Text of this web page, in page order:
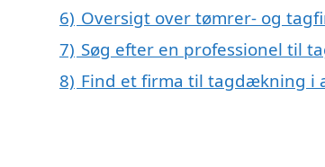
6) Oversigt over tømrer- og
7) Søg efter en professionel til
8) Find et firma til tagdækning i